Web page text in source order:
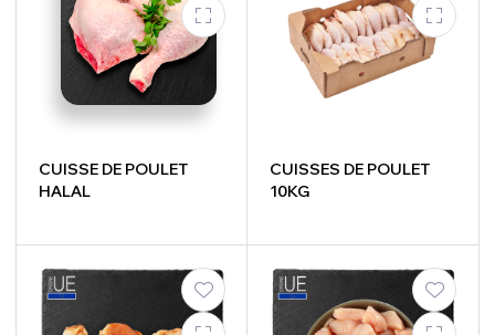
CUISSE DE POULET
HALAL
CUISSES DE POULET
10KG